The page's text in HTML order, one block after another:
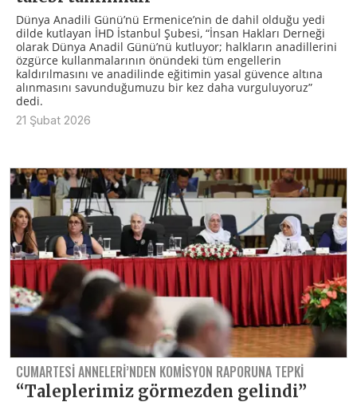
Dünya Anadili Günü’nü Ermenice’nin de dahil olduğu yedi
dilde kutlayan İHD İstanbul Şubesi, “İnsan Hakları Derneği
olarak Dünya Anadil Günü’nü kutluyor; halkların anadillerini
özgürce kullanmalarının önündeki tüm engellerin
kaldırılmasını ve anadilinde eğitimin yasal güvence altına
alınmasını savunduğumuzu bir kez daha vurguluyoruz”
dedi.
21 Şubat 2026
CUMARTESI ANNELERI’NDEN KOMISYON RAPORUNA TEPKI
“Taleplerimiz görmezden gelindi”